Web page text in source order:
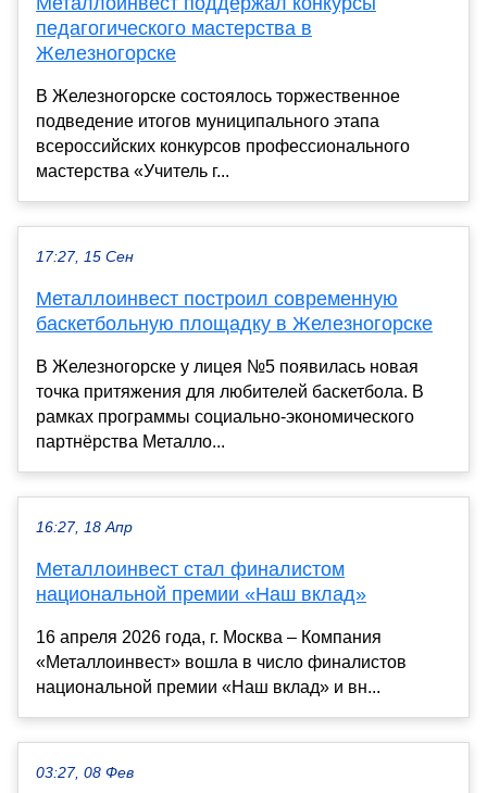
педагогического мастерства в
Железногорске
В Железногорске состоялось торжественное
подведение итогов муниципального этапа
всероссийских конкурсов профессионального
мастерства «Учитель г...
17:27, 15 Сен
Металлоинвест построил современную
баскетбольную площадку в Железногорске
В Железногорске у лицея №5 появилась новая
точка притяжения для любителей баскетбола. В
рамках программы социально-экономического
партнёрства Металло...
16:27, 18 Апр
Металлоинвест стал финалистом
национальной премии «Наш вклад»
16 апреля 2026 года, г. Москва – Компания
«Металлоинвест» вошла в число финалистов
национальной премии «Наш вклад» и вн...
03:27, 08 Фев